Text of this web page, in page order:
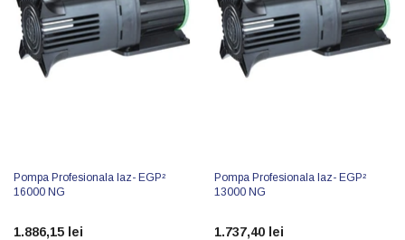
Pompa Profesionala Iaz- EGP²
16000 NG
1.886,15 lei
Pompa Profesionala Iaz- EGP²
13000 NG
1.737,40 lei